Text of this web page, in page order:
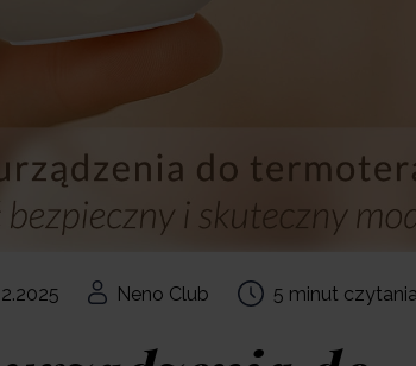
Neno Club 5 minut